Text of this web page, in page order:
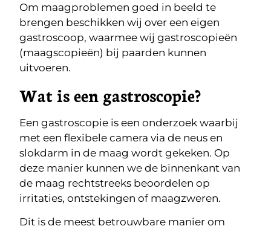
Om maagproblemen goed in beeld te
brengen beschikken wij over een eigen
gastroscoop, waarmee wij gastroscopieën
(maagscopieën) bij paarden kunnen
uitvoeren.
Wat is een gastroscopie?
Een gastroscopie is een onderzoek waarbij
met een flexibele camera via de neus en
slokdarm in de maag wordt gekeken. Op
deze manier kunnen we de binnenkant van
de maag rechtstreeks beoordelen op
irritaties, ontstekingen of maagzweren.
Dit is de meest betrouwbare manier om